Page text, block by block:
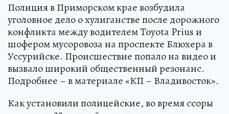
Полиция в Приморском крае возбудила
уголовное дело о хулиганстве после дорожного
конфликта между водителем Toyota Prius и
шофером мусоровоза на проспекте Блюхера в
Уссурийске. Происшествие попало на видео и
вызвало широкий общественный резонанс.
Подробнее – в материале «КП – Владивосток».
Как установили полицейские, во время ссоры